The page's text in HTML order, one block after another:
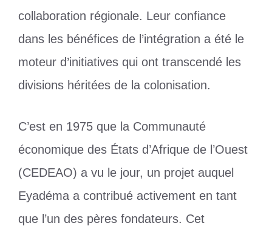
collaboration régionale. Leur confiance
dans les bénéfices de l’intégration a été le
moteur d’initiatives qui ont transcendé les
divisions héritées de la colonisation.
C’est en 1975 que la Communauté
économique des États d’Afrique de l’Ouest
(CEDEAO) a vu le jour, un projet auquel
Eyadéma a contribué activement en tant
que l’un des pères fondateurs. Cet